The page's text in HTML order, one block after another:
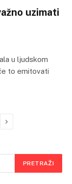
uzimati
u ljudskom
to emitovati
Next